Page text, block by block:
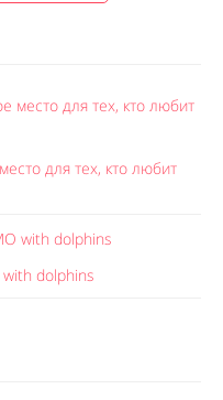
для тех, кто любит
with dolphins